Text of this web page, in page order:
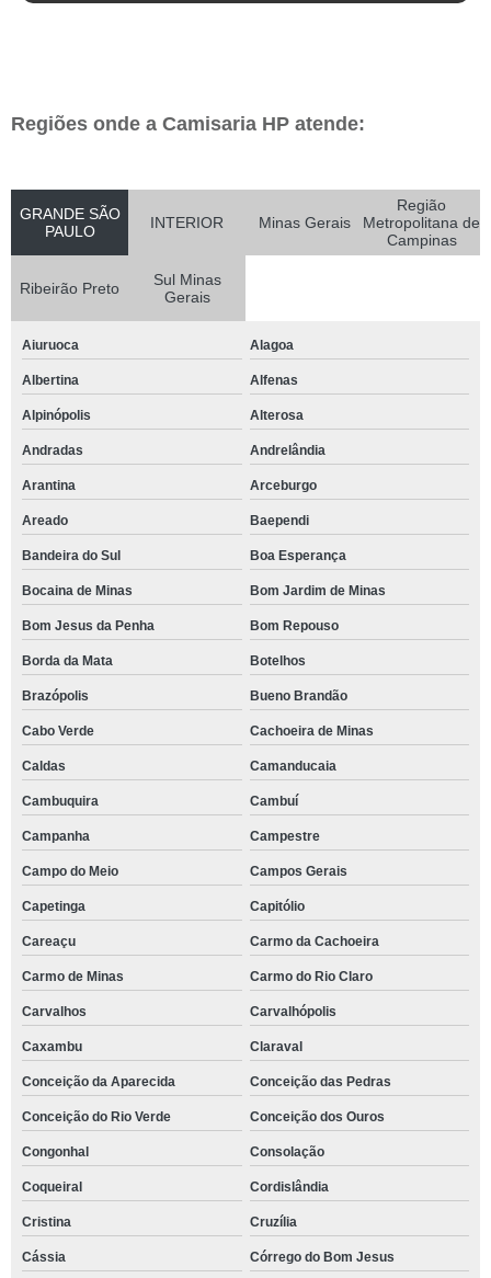
Regiões onde a Camisaria HP atende:
GRANDE SÃO
PAULO
INTERIOR Minas Gerais
Região
Metropolitana de
Campinas
Ribeirão Preto
Sul Minas
Gerais
Aiuruoca Alagoa
Albertina Alfenas
Alpinópolis Alterosa
Andradas Andrelândia
Arantina Arceburgo
Areado Baependi
Bandeira do Sul Boa Esperança
Bocaina de Minas Bom Jardim de Minas
Bom Jesus da Penha Bom Repouso
Borda da Mata Botelhos
Brazópolis Bueno Brandão
Cabo Verde Cachoeira de Minas
Caldas Camanducaia
Cambuquira Cambuí
Campanha Campestre
Campo do Meio Campos Gerais
Capetinga Capitólio
Careaçu Carmo da Cachoeira
Carmo de Minas Carmo do Rio Claro
Carvalhos Carvalhópolis
Caxambu Claraval
Conceição da Aparecida Conceição das Pedras
Conceição do Rio Verde Conceição dos Ouros
Congonhal Consolação
Coqueiral Cordislândia
Cristina Cruzília
Cássia Córrego do Bom Jesus